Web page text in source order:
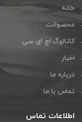
خانه
محصولات
کاتالوگ اچ ای سی
اخبار
درباره ما
تماس با ما
اطلاعات تماس